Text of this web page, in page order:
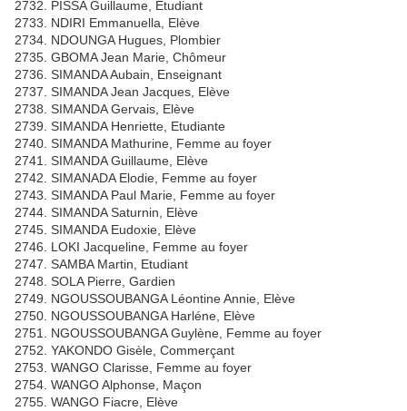
2732. PISSA Guillaume, Etudiant
2733. NDIRI Emmanuella, Elève
2734. NDOUNGA Hugues, Plombier
2735. GBOMA Jean Marie, Chômeur
2736. SIMANDA Aubain, Enseignant
2737. SIMANDA Jean Jacques, Elève
2738. SIMANDA Gervais, Elève
2739. SIMANDA Henriette, Etudiante
2740. SIMANDA Mathurine, Femme au foyer
2741. SIMANDA Guillaume, Elève
2742. SIMANADA Elodie, Femme au foyer
2743. SIMANDA Paul Marie, Femme au foyer
2744. SIMANDA Saturnin, Elève
2745. SIMANDA Eudoxie, Elève
2746. LOKI Jacqueline, Femme au foyer
2747. SAMBA Martin, Etudiant
2748. SOLA Pierre, Gardien
2749. NGOUSSOUBANGA Léontine Annie, Elève
2750. NGOUSSOUBANGA Harléne, Elève
2751. NGOUSSOUBANGA Guylène, Femme au foyer
2752. YAKONDO Gisèle, Commerçant
2753. WANGO Clarisse, Femme au foyer
2754. WANGO Alphonse, Maçon
2755. WANGO Fiacre, Elève